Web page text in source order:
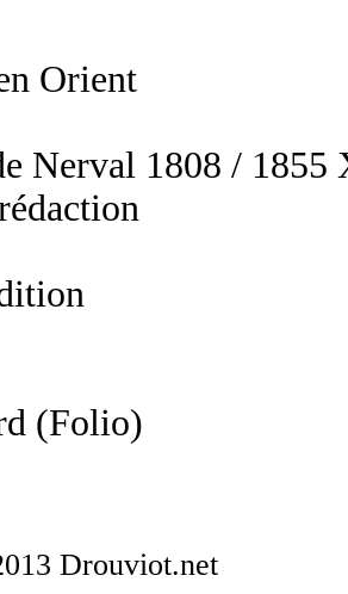
Orient
Nerval 1808 / 1855
(Folio)
Drouviot.net